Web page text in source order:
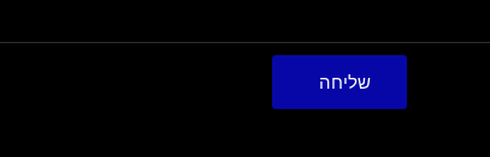
שליחה